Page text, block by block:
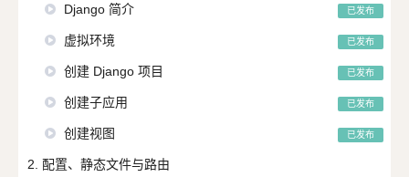
Django 简介 已发布
虚拟环境 已发布
创建 Django 项目 已发布
创建子应用 已发布
创建视图 已发布
2. 配置、静态文件与路由